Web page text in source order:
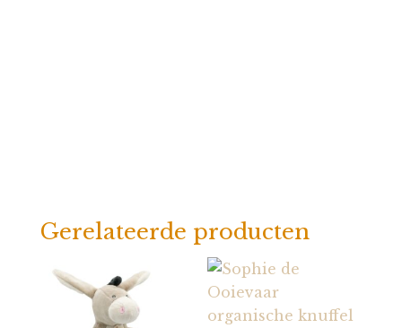
Gerelateerde producten